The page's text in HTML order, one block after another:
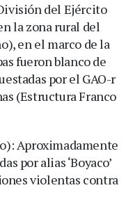
del Ejército
la zona rural del
en el marco de la
fueron blanco de
por el GAO-r
(Estructura Franco
Aproximadamente
por alias ‘Boyaco’
violentas contra